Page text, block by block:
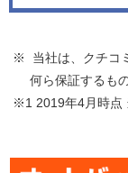
※ 当社は、クチコ
何ら保証するも
※1 2019年4月時点